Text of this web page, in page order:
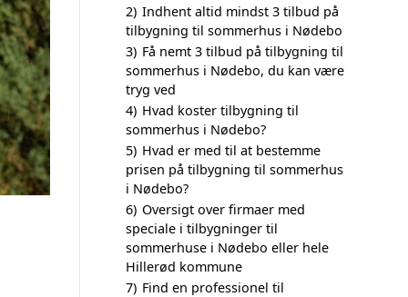
2) Indhent altid mindst 3 tilbud på
tilbygning til sommerhus i Nødebo
3) Få nemt 3 tilbud på tilbygning til
sommerhus i Nødebo, du kan være
tryg ved
4) Hvad koster tilbygning til
sommerhus i Nødebo?
5) Hvad er med til at bestemme
prisen på tilbygning til sommerhus
i Nødebo?
6) Oversigt over firmaer med
speciale i tilbygninger til
sommerhuse i Nødebo eller hele
Hillerød kommune
7) Find en professionel til